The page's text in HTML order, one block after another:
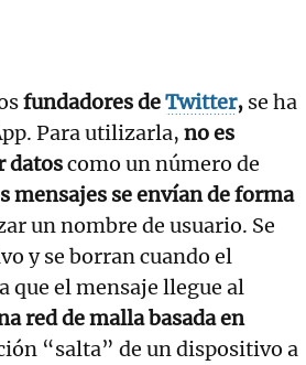
fundadores deTwitter, se ha
Para utilizarla, no es
datoscomo un número de
mensajes se envían de forma
un nombre de usuario. Se
y se borran cuando el
que el mensaje llegue al
red de malla basada en
“salta” de un dispositivo a